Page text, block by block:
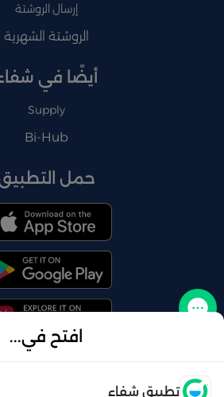
افتح في...
تطبيق شفاء
إرسال الروشتة
الروشتة الشهرية
أيضًا في
Supply
Bi-Hub
حمل
تواصل معنا